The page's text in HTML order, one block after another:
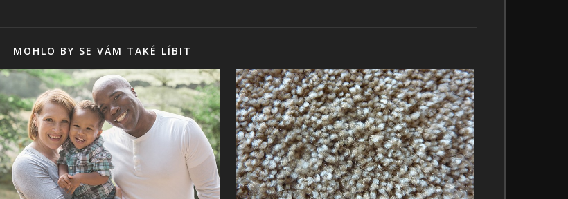
MOHLO BY SE VÁM TAKÉ LÍBIT